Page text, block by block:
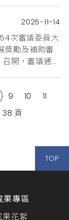
才相乘的必然
康」與「AI 驅
補助與...
2025-11-14
次審議委員大
獎勵及補助審
開，審議通過
為1,810萬元
份有限公司諾
公司研發計畫
台灣分公司超
9 10
11
頁
TOP
果專區
果花絮